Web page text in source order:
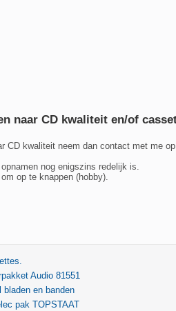
naar CD kwaliteit en/of
CD kwaliteit neem dan contact met me
nog enigszins redelijk is.
op te knappen (hobby).
Audio 81551
bladen en banden
pak TOPSTAAT